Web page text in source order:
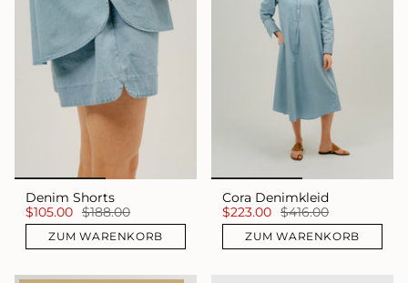
Denim Shorts
$105.00 $188.00
ZUM WARENKORB
Cora Denimkleid
$223.00 $416.00
ZUM WARENKORB